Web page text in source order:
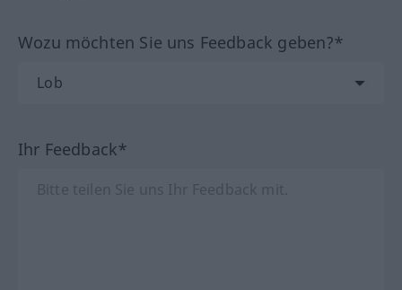
Wozu möchten Sie uns Feedback geben?*
Ihr Feedback*